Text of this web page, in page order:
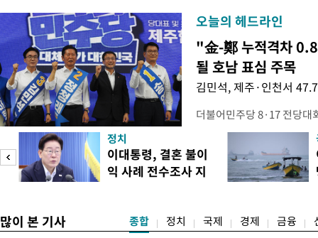
오늘의 헤드라인
"金-鄭 누적격차
될 호남 표심 주목
김민석, 제주·인천서
더불어민주당 8·17 전당대
보가 8일 제주·인천 지역
다. 앞서 정청래 후보 우세
·울산·경남 경선에서 1승
제주·인천 경선에서 이기
정치
이대통령, 결혼 불이
익 사례 전수조사 지
많이 본 기사 종합 정치 국제 경제 금융